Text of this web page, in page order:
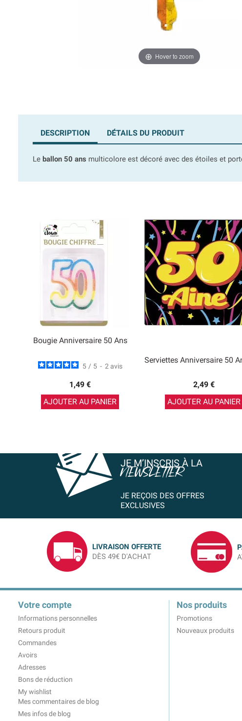
Hover to zoom
DESCRIPTION DÉTAILS DU PRODUIT
Le ballon 50 ans multicolore est décoré avec des étoiles et
Bougie Anniversaire 50 Ans
5 / 5 - 2 avis
1,49 €
AJOUTER AU PANIER
Serviettes Anniversaire 50
2,49 €
AJOUTER AU PANIER
JE M’INSCRIS À LA
NEWSLETTER
JE REÇOIS DES OFFRES
EXCLUSIVES
LIVRAISON OFFERTE
DÈS 49€ D'ACHAT
Votre compte
Informations personnelles
Retours produit
Commandes
Avoirs
Adresses
Bons de réduction
My wishlist
Mes commentaires de blog
Mes infos de blog
Nos produits
Promotions
Nouveaux produits